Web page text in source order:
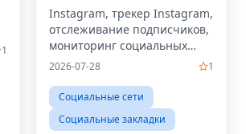
1
Instagram, трекер Instagram,
отслеживание подписчиков,
мониторинг социальных
сетей, просмотр анонимных
Instagram, инструменты для
взаимоотношений,
аналитика подписчиков, тр
2026-07-28 1
Социальные сети
Социальные закладки